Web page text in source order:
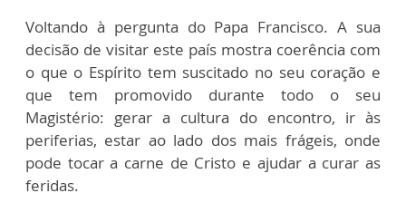
Voltando à pergunta do Papa Francisco. A sua
decisão de visitar este país mostra coerência com
o que o Espírito tem suscitado no seu coração e
que tem promovido durante todo o seu
Magistério: gerar a cultura do encontro, ir às
periferias, estar ao lado dos mais frágeis, onde
pode tocar a carne de Cristo e ajudar a curar as
feridas.